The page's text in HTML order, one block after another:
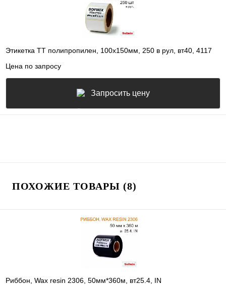
Этикетка ТТ полипропилен, 100х150мм, 250 в рул, вт40, 4117
Цена по запросу
Запросить цену
ПОХОЖИЕ ТОВАРЫ (8)
Риббон, Wax resin 2306, 50мм*360м, вт25.4, IN